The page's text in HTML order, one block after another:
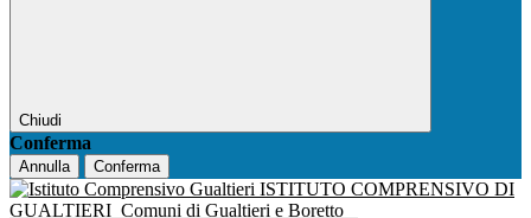
Chiudi
Conferma
Annulla Conferma
ISTITUTO COMPRENSIVO DI
GUALTIERI Comuni di Gualtieri e Boretto